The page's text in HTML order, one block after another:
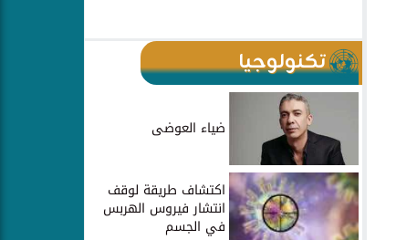
تكنولوجيا
ضياء العوضى
اكتشاف طريقة لوقف
انتشار فيروس الهربس
في الجسم